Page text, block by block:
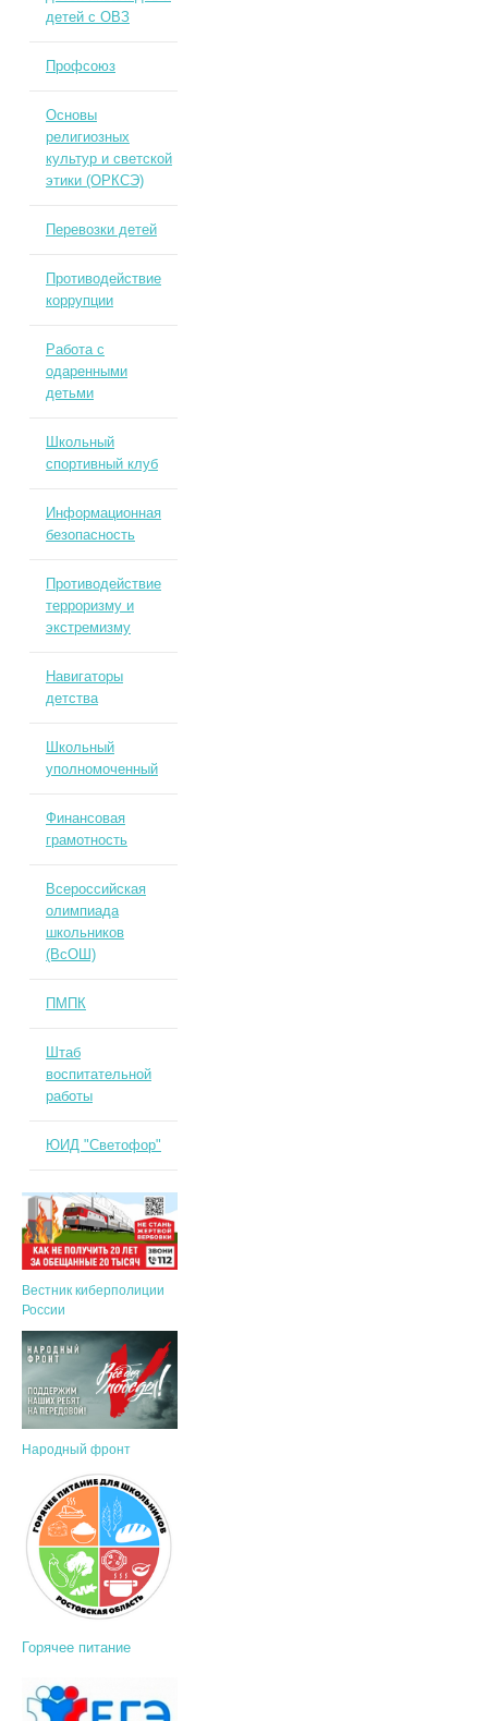
детей с ОВЗ
Профсоюз
Основы
религиозных
культур и светской
этики (ОРКСЭ)
Перевозки детей
Противодействие
коррупции
Работа с
одаренными
детьми
Школьный
спортивный клуб
Информационная
безопасность
Противодействие
терроризму и
экстремизму
Навигаторы
детства
Школьный
уполномоченный
Финансовая
грамотность
Всероссийская
олимпиада
школьников
(ВсОШ)
ПМПК
Штаб
воспитательной
работы
ЮИД "Светофор"
Вестник киберполиции
России
Народный фронт
Горячее питание